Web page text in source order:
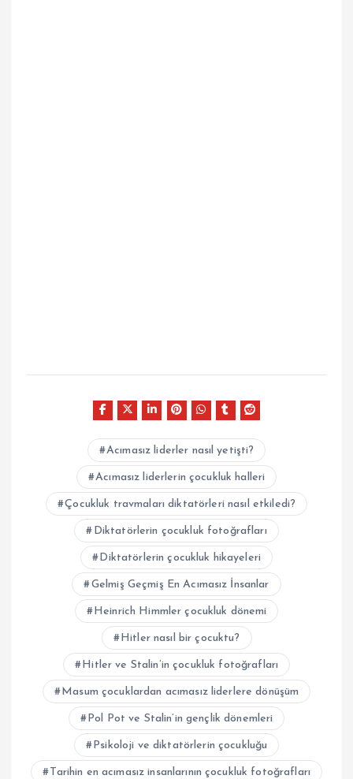
Acımasız liderler nasıl yetişti?
Acımasız liderlerin çocukluk halleri
Çocukluk travmaları diktatörleri nasıl etkiledi?
Diktatörlerin çocukluk fotoğrafları
Diktatörlerin çocukluk hikayeleri
Gelmiş Geçmiş En Acımasız İnsanlar
Heinrich Himmler çocukluk dönemi
Hitler nasıl bir çocuktu?
Hitler ve Stalin’in çocukluk fotoğrafları
Masum çocuklardan acımasız liderlere dönüşüm
Pol Pot ve Stalin’in gençlik dönemleri
Psikoloji ve diktatörlerin çocukluğu
Tarihin en acımasız insanlarının çocukluk fotoğrafları